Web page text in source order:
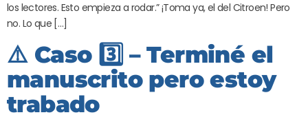
los lectores. Esto empieza a rodar.” ¡Toma ya, el del Citroen! Pero
no. Lo que […]
⚠️ Caso 3️⃣ – Terminé el
manuscrito pero estoy
trabado